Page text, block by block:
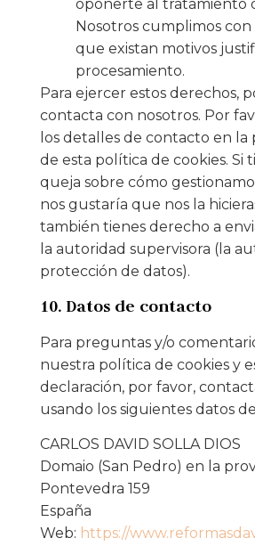
oponerte al tratamiento
Nosotros cumplimos con
que existan motivos
procesamiento.
Para ejercer estos derechos,
contacta con nosotros. Por
los detalles de contacto en
de esta política de cookies. Si
queja sobre cómo
nos gustaría que nos la
también tienes derecho a
la autoridad supervisora (la
protección de datos).
10. Datos de contacto
Para preguntas y/o
nuestra política de cookies y
declaración, por favor,
usando los siguientes datos
CARLOS DAVID SOLLA DIOS
Domaio (San Pedro) en la
Pontevedra 159
España
Web: https://